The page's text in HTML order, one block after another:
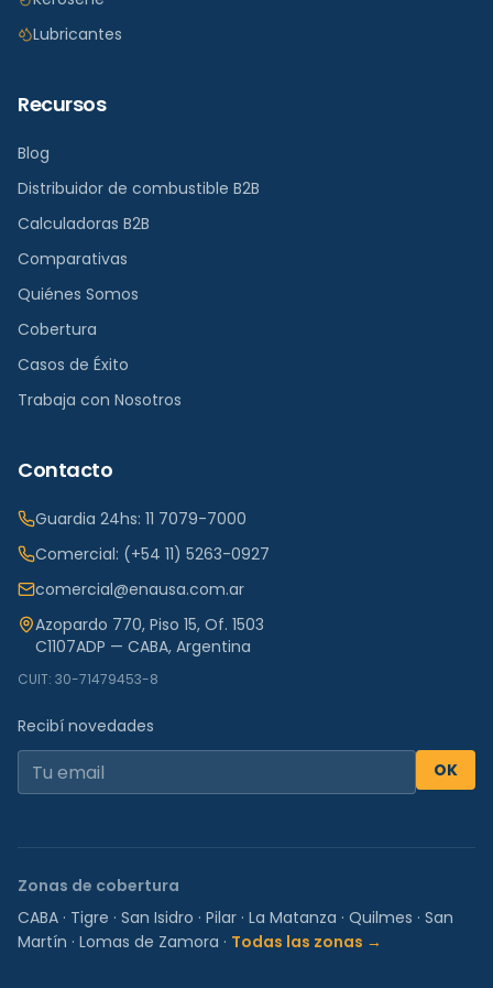
Lubricantes
Recursos
Blog
Distribuidor de combustible B2B
Calculadoras B2B
Comparativas
Quiénes Somos
Cobertura
Casos de Éxito
Trabaja con Nosotros
Contacto
Guardia 24hs: 11 7079-7000
Comercial: (+54 11) 5263-0927
comercial@enausa.com.ar
Azopardo 770, Piso 15, Of. 1503
C1107ADP — CABA, Argentina
CUIT: 30-71479453-8
Recibí novedades
OK
Zonas de cobertura
CABA · Tigre · San Isidro · Pilar · La Matanza · Quilmes · San
Martín · Lomas de Zamora · Todas las zonas →